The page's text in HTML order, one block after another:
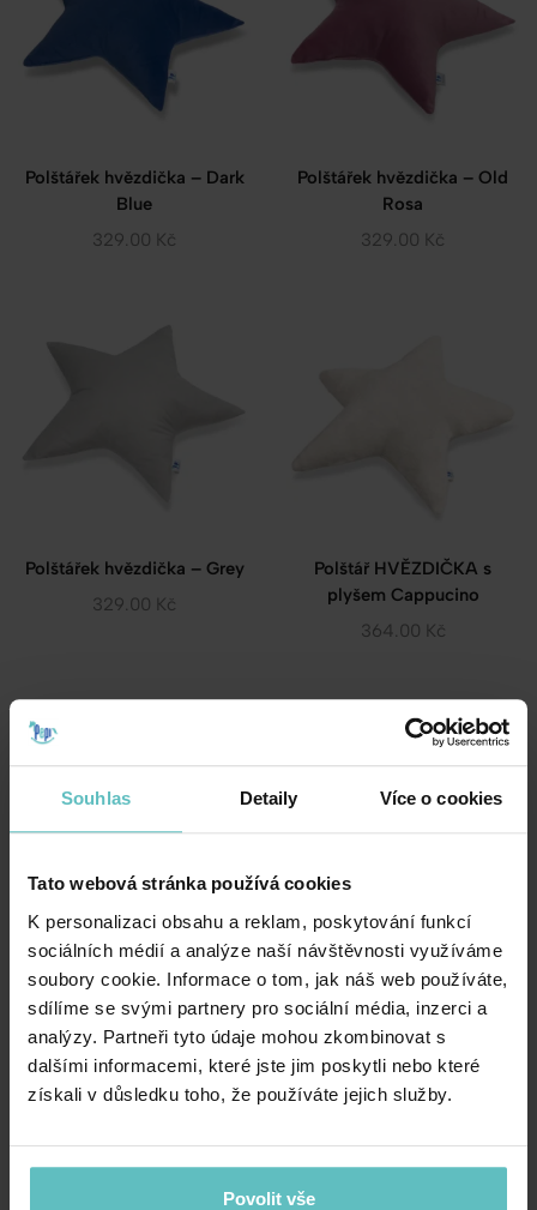
Souhlas Detaily Více o cookies
Tato webová stránka používá cookies
K personalizaci obsahu a reklam, poskytování funkcí
sociálních médií a analýze naší návštěvnosti využíváme
soubory cookie. Informace o tom, jak náš web používáte,
sdílíme se svými partnery pro sociální média, inzerci a
analýzy. Partneři tyto údaje mohou zkombinovat s
dalšími informacemi, které jste jim poskytli nebo které
získali v důsledku toho, že používáte jejich služby.
Povolit vše
Polštářek hvězdička – Dark
Blue
329.00 Kč
Polštářek hvězdička – Old
Rosa
329.00 Kč
Polštářek hvězdička – Grey
329.00 Kč
Polštář HVĚZDIČKA s
plyšem Cappucino
364.00 Kč
Polštář HVĚZDIČKA s
plyšem Grey
364.00Kč
Polštářek hvězdička – Dark
Green
329.00Kč